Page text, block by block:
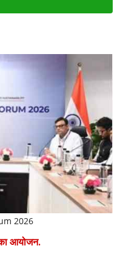
2026
आयोजन.